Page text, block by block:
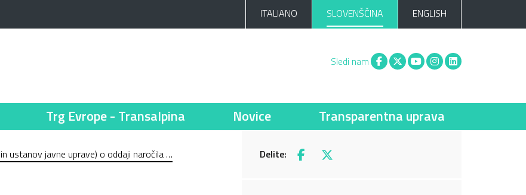
ITALIANO SLOVENŠČINA ENGLISH
Sledi nam Facebook
X You tubeInstagram
Linkedin
Trg Evrope - Transalpina Novice Transparentna uprava
ustanov javne uprave) o oddaji naročila …
Delite: Facebook
X